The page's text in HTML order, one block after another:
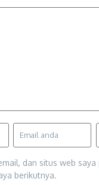
dan situs web
berikutnya.